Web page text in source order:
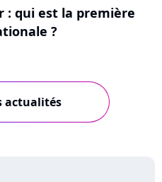
: qui est la première
?
actualités